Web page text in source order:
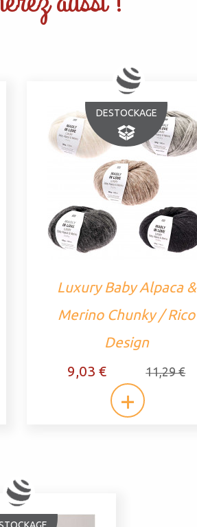
DESTOCKAGE
Luxury Baby Alpaca &
Merino Chunky / Rico
Design
9,03 €
11,29 €